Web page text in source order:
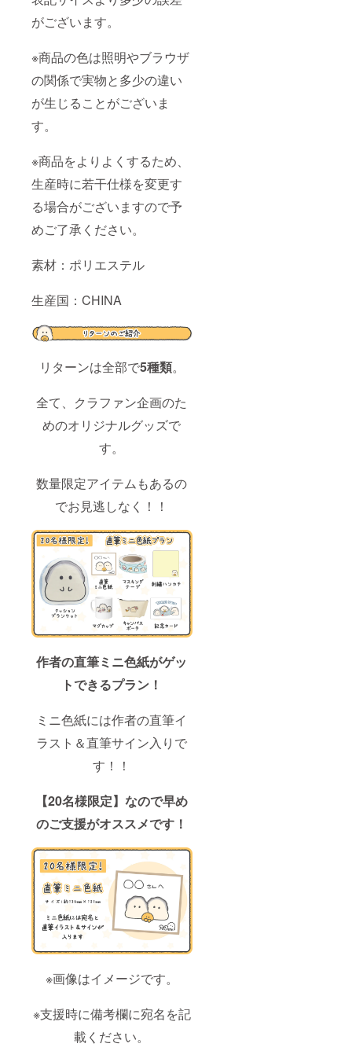
がございます。
※商品の色は照明やブラウザ
の関係で実物と多少の違い
が生じることがございま
す。
※商品をよりよくするため、
生産時に若干仕様を変更す
る場合がございますので予
めご了承ください。
素材：ポリエステル
生産国：CHINA
リターンは全部で5種類。
全て、クラファン企画のた
めのオリジナルグッズで
す。
数量限定アイテムもあるの
でお見逃しなく！！
作者の直筆ミニ色紙がゲッ
トできるプラン！
ミニ色紙には作者の直筆イ
ラスト＆直筆サイン入りで
す！！
【20名様限定】なので早め
のご支援がオススメです！
※画像はイメージです。
※支援時に備考欄に宛名を記
載ください。